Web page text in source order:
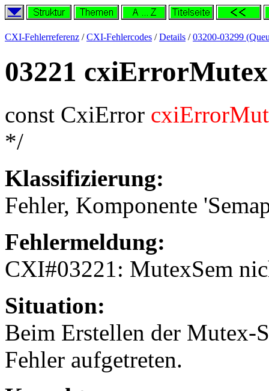
CXI-Fehlerreferenz /CXI-Fehlercodes /Details /03200-03299
03221
const CxiError
*/
Klassifizierung:
Fehler, Komponente
Fehlermeldung:
CXI#03221: MutexSem
Situation:
Beim Erstellen der Mutex-
Fehler aufgetreten.